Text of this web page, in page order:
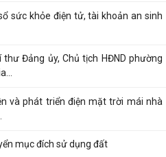
500 ngày đêm đẩy mạnh thực hiện
TU ngày 29/01/2026 của Ban chấp
đổi...
Lễ thắp nến tri ân tại các nghĩa trang
sức khỏe điện tử, tài khoản an sinh